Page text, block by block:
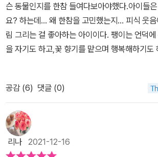
슨 동물인지를 한참 들여다보아야했다.아이들
요? 하는데... 왜 한참을 고민했는지... 피식 웃
림 그리는 걸 좋아하는 아이이다. 팽이는 언덕
을 자기도 하고,꽃 향기를 맡으며 행복해하기도
듣는다.'나처럼 움직여 봐'바람이었다.​바람은 팽
니며 보고 듣고 느낀 것들을 이야기해준다.한번
지만,팽이는 놀라기도 하고, 상상을 하기도 하
는다.​퍙이는 바람처럼 여우도 만나고 싶고, 사막
혼자만의 상상의 빠져 마음을 딴 데 빼앗긴 듯한
한다.​팽이에게는 팽이를 걱정하는 많은 친구들
공감 (6) 댓글 (0)
리나 2021-12-16